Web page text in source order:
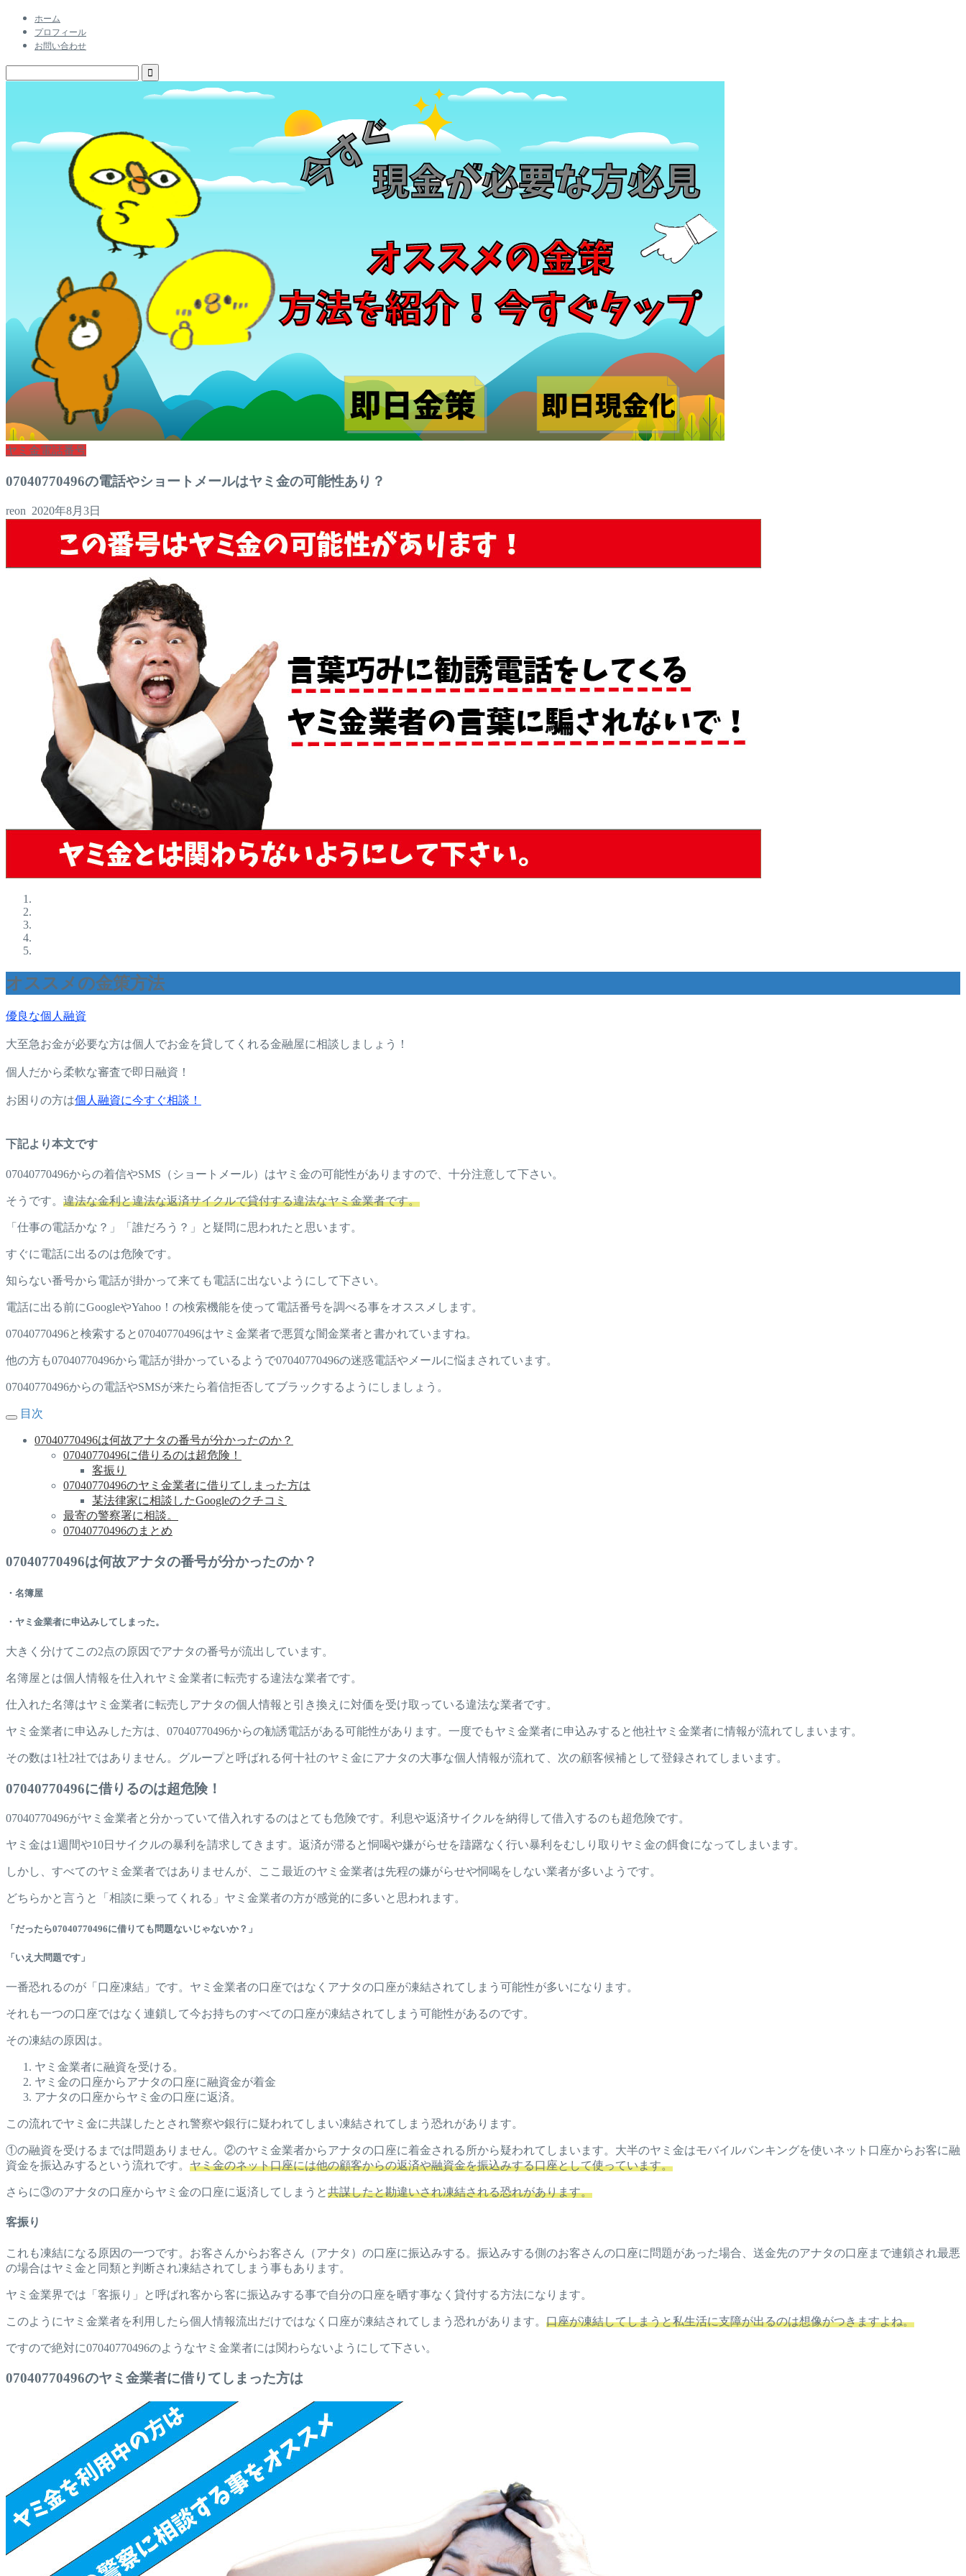
ホーム
プロフィール
お問い合わせ
ヤミ金電話番号
07040770496の電話やショートメールはヤミ金の可能性あり？
reon 2020年8月3日
オススメの金策方法
優良な個人融資
大至急お金が必要な方は個人でお金を貸してくれる金融屋に相談しましょう！
個人だから柔軟な審査で即日融資！
お困りの方は個人融資に今すぐ相談！
下記より本文です
07040770496からの着信やSMS（ショートメール）はヤミ金の可能性がありますので、十分注意して下さい。
そうです。 違法な金利と違法な返済サイクルで貸付する違法なヤミ金業者です。
「仕事の電話かな？」「誰だろう？」と疑問に思われたと思います。
すぐに電話に出るのは危険です。
知らない番号から電話が掛かって来ても電話に出ないようにして下さい。
電話に出る前にGoogleやYahoo！の検索機能を使って電話番号を調べる事をオススメします。
07040770496と検索すると07040770496はヤミ金業者で悪質な闇金業者と書かれていますね。
他の方も07040770496から電話が掛かっているようで07040770496の迷惑電話やメールに悩まされています。
07040770496からの電話やSMSが来たら着信拒否してブラックするようにしましょう。
目次
07040770496は何故アナタの番号が分かったのか？
07040770496に借りるのは超危険！
客振り
07040770496のヤミ金業者に借りてしまった方は
某法律家に相談したGoogleのクチコミ
最寄の警察署に相談。
07040770496のまとめ
07040770496は何故アナタの番号が分かったのか？
・名簿屋
・ヤミ金業者に申込みしてしまった。
大きく分けてこの2点の原因でアナタの番号が流出しています。
名簿屋とは個人情報を仕入れヤミ金業者に転売する違法な業者です。
仕入れた名簿はヤミ金業者に転売しアナタの個人情報と引き換えに対価を受け取っている違法な業者です。
ヤミ金業者に申込みした方は、07040770496からの勧誘電話がある可能性があります。一度でもヤミ金業者に申込みすると他社ヤミ金業者に情報が流れてしまいます。
その数は1社2社ではありません。グループと呼ばれる何十社のヤミ金にアナタの大事な個人情報が流れて、次の顧客候補として登録されてしまいます。
07040770496に借りるのは超危険！
07040770496がヤミ金業者と分かっていて借入れするのはとても危険です。利息や返済サイクルを納得して借入するのも超危険です。
ヤミ金は1週間や10日サイクルの暴利を請求してきます。返済が滞ると恫喝や嫌がらせを躊躇なく行い暴利をむしり取りヤミ金の餌食になってしまいます。
しかし、すべてのヤミ金業者ではありませんが、ここ最近のヤミ金業者は先程の嫌がらせや恫喝をしない業者が多いようです。
どちらかと言うと「相談に乗ってくれる」ヤミ金業者の方が感覚的に多いと思われます。
「だったら07040770496に借りても問題ないじゃないか？」
「いえ大問題です」
一番恐れるのが「口座凍結」です。ヤミ金業者の口座ではなくアナタの口座が凍結されてしまう可能性が多いになります。
それも一つの口座ではなく連鎖して今お持ちのすべての口座が凍結されてしまう可能性があるのです。
その凍結の原因は。
ヤミ金業者に融資を受ける。
ヤミ金の口座からアナタの口座に融資金が着金
アナタの口座からヤミ金の口座に返済。
この流れでヤミ金に共謀したとされ警察や銀行に疑われてしまい凍結されてしまう恐れがあります。
①の融資を受けるまでは問題ありません。②のヤミ金業者からアナタの口座に着金される所から疑われてしまいます。大半のヤミ金はモバイルバンキングを使いネット口座からお客に融
資金を振込みするという流れです。 ヤミ金のネット口座には他の顧客からの返済や融資金を振込みする口座として使っています。
さらに③のアナタの口座からヤミ金の口座に返済してしまうと共謀したと勘違いされ凍結される恐れがあります。
客振り
これも凍結になる原因の一つです。お客さんからお客さん（アナタ）の口座に振込みする。振込みする側のお客さんの口座に問題があった場合、送金先のアナタの口座まで連鎖され最悪
の場合はヤミ金と同類と判断され凍結されてしまう事もあります。
ヤミ金業界では「客振り」と呼ばれ客から客に振込みする事で自分の口座を晒す事なく貸付する方法になります。
このようにヤミ金業者を利用したら個人情報流出だけではなく口座が凍結されてしまう恐れがあります。 口座が凍結してしまうと私生活に支障が出るのは想像がつきますよね。
ですので絶対に07040770496のようなヤミ金業者には関わらないようにして下さい。
07040770496のヤミ金業者に借りてしまった方は